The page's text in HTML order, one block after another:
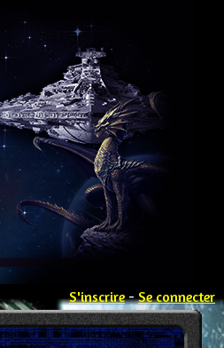
S'inscrire-Se connecter